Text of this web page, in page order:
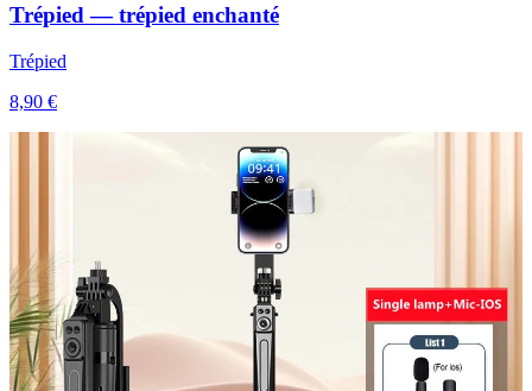
Trépied — trépied enchanté
Trépied
8,90 €